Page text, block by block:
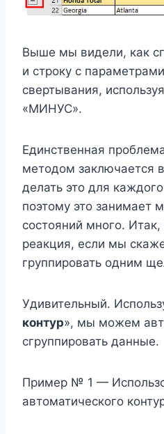
Выше мы видели, как
и строку с
свертывания,
«МИНУС».
Единственная
методом заключается
делать это для
поэтому это занимает
состояний много.
реакция, если мы
группировать одним
Удивительный.
контур», мы можем
сгруппировать данные.
Пример № 1 —
автоматического